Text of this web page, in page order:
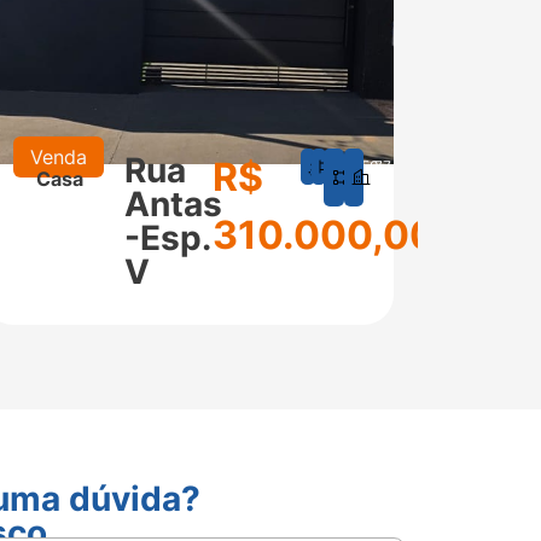
Venda
Casa
Rua
Antas
-Esp.
V
R$
310.000,00
1 1
150
m²
77
dúvida?